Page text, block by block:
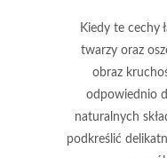
Kiedy te cechy
twarzy oraz
obraz
odpowiednio
naturalnych
podkreślić